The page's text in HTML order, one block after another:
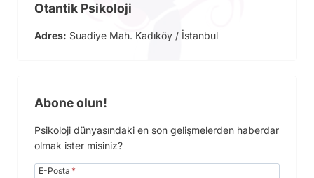
Otantik Psikoloji
Adres: Suadiye Mah. Kadıköy / İstanbul
Abone olun!
Psikoloji dünyasındaki en son gelişmelerden haberdar
olmak ister misiniz?
E-Posta *